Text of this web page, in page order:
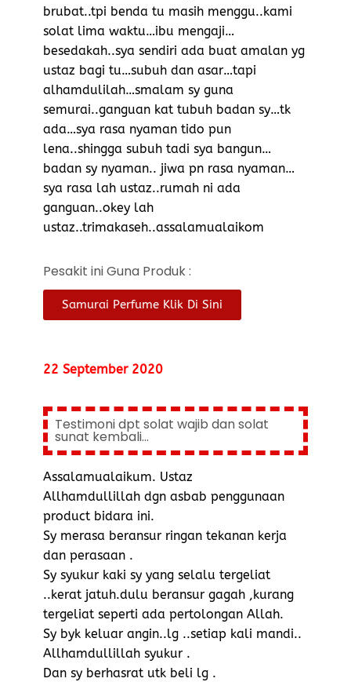
brubat..tpi benda tu masih menggu..kami
solat lima waktu…ibu mengaji…
besedakah..sya sendiri ada buat amalan yg
ustaz bagi tu…subuh dan asar…tapi
alhamdulilah…smalam sy guna
semurai..ganguan kat tubuh badan sy…tk
ada…sya rasa nyaman tido pun
lena..shingga subuh tadi sya bangun…
badan sy nyaman.. jiwa pn rasa nyaman…
sya rasa lah ustaz..rumah ni ada
ganguan..okey lah
ustaz..trimakaseh..assalamualaikom
Pesakit ini Guna Produk :
Samurai Perfume Klik Di Sini
22 September 2020
Testimoni dpt solat wajib dan solat
sunat kembali...
Assalamualaikum. Ustaz
Allhamdullillah dgn asbab penggunaan
product bidara ini.
Sy merasa beransur ringan tekanan kerja
dan perasaan .
Sy syukur kaki sy yang selalu tergeliat
..kerat jatuh.dulu beransur gagah ,kurang
tergeliat seperti ada pertolongan Allah.
Sy byk keluar angin..lg ..setiap kali mandi..
Allhamdullillah syukur .
Dan sy berhasrat utk beli lg .